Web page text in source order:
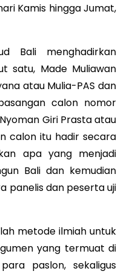
Kamis hingga Jumat,
Bali menghadirkan
satu, Made Muliawan
atau Mulia-PAS dan
calon nomor
Giri Prasta atau
calon itu hadir secara
apa yang menjadi
Bali dan kemudian
panelis dan peserta uji
metode ilmiah untuk
yang termuat di
paslon, sekaligus